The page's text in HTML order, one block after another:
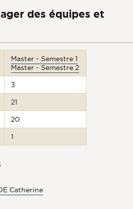
des équipes et
Master - Semestre 1
Master - Semestre 2
3
21
20
1
Catherine